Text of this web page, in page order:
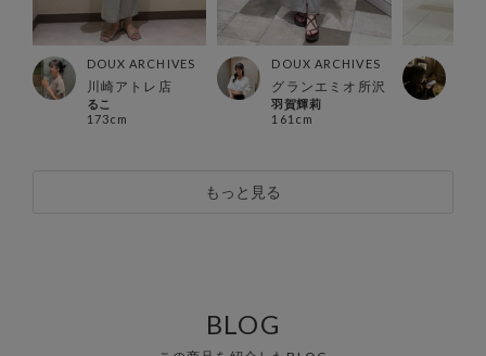
DOUX ARCHIVES
川崎アトレ店
るこ
173cm
DOUX ARCHIVES
グランエミオ所沢
羽賀輝莉
161cm
もっと見る
BLOG